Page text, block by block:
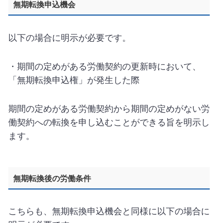
無期転換申込機会
以下の場合に明示が必要です。
・期間の定めがある労働契約の更新時において、
「無期転換申込権」が発生した際
期間の定めがある労働契約から期間の定めがない労
働契約への転換を申し込むことができる旨を明示し
ます。
無期転換後の労働条件
こちらも、無期転換申込機会と同様に以下の場合に